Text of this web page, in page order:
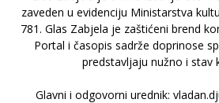
zaveden u evidenciju Ministarstva
781. Glas Zabjela je zaštićeni brend
Portal i časopis sadrže doprinose
predstavljaju nužno i stav
Glavni i odgovorni urednik: